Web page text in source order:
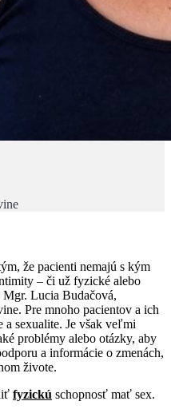
že pacienti nemajú s kým
– či už fyzické alebo
Lucia Budačová,
Pre mnoho pacientov a ich
sexualite. Je však veľmi
problémy alebo otázky, aby
a informácie o zmenách,
živote.
fyzickú schopnosť mať sex.